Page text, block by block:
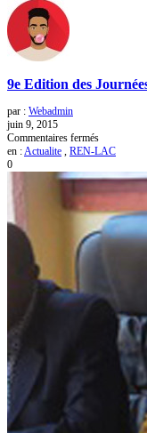
9e Edition des
par : Webadmin
juin 9, 2015
Commentaires fermés
9e
des
Journées
du
refus
de
en : Actualite
REN-LAC
0